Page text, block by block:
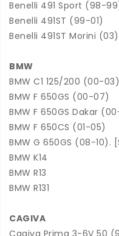
Benelli 491 Sport (98-
Benelli 491ST (99-01)
Benelli 491ST Morini (03)
BMW
BMW C1 125/200 (00-
BMW F 650GS (00-07)
BMW F 650GS Dakar
BMW F 650CS (01-05)
BMW G 650GS (08-10).
BMW K14
BMW R13
BMW R131
CAGIVA
Cagiva Prima 3-6V 50